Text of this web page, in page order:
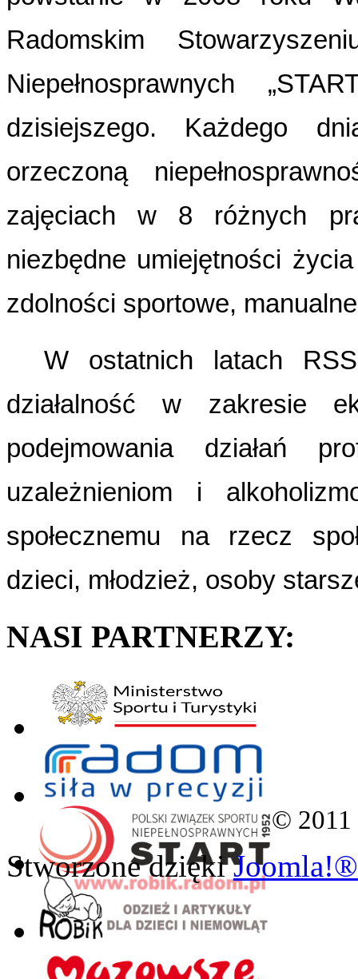
Radomskim
Niepełnosprawnych
dzisiejszego. Każdego
orzeczoną
zajęciach w 8 różnych
niezbędne umiejętności
zdolności sportowe,
W ostatnich latach
działalność w zakresie
podejmowania działań
uzależnieniom i
społecznemu na rzecz
dzieci, młodzież, osoby
NASI PARTNERZY:
©
Stworzone dziękiJoomla!®